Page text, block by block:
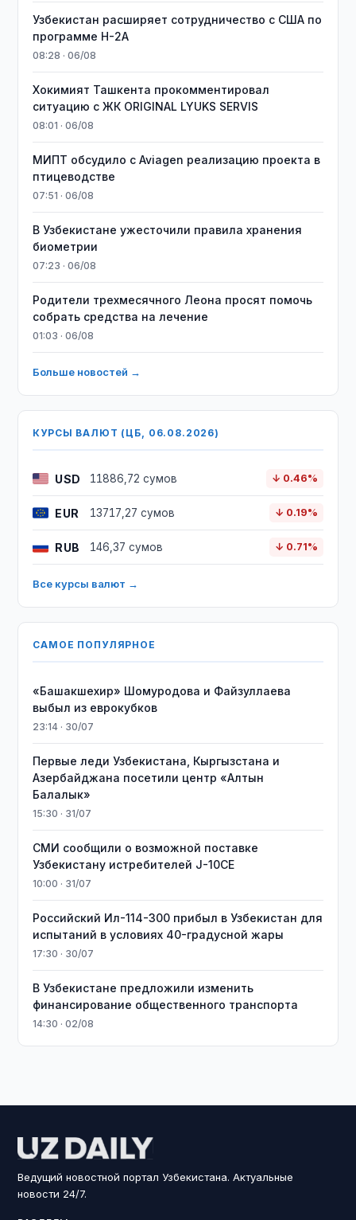
Узбекистан расширяет сотрудничество с США по
программе H-2A
08:28 · 06/08
Хокимият Ташкента прокомментировал
ситуацию с ЖК ORIGINAL LYUKS SERVIS
08:01 · 06/08
МИПТ обсудило с Aviagen реализацию проекта в
птицеводстве
07:51 · 06/08
В Узбекистане ужесточили правила хранения
биометрии
07:23 · 06/08
Родители трехмесячного Леона просят помочь
собрать средства на лечение
01:03 · 06/08
Больше новостей →
КУРСЫ ВАЛЮТ (ЦБ, 06.08.2026)
USD 11886,72 сумов ↓ 0.46%
EUR 13717,27 сумов ↓ 0.19%
RUB 146,37 сумов ↓ 0.71%
Все курсы валют →
САМОЕ ПОПУЛЯРНОЕ
«Башакшехир» Шомуродова и Файзуллаева
выбыл из еврокубков
23:14 · 30/07
Первые леди Узбекистана, Кыргызстана и
Азербайджана посетили центр «Алтын
Балалык»
15:30 · 31/07
СМИ сообщили о возможной поставке
Узбекистану истребителей J-10CE
10:00 · 31/07
Российский Ил-114-300 прибыл в Узбекистан для
испытаний в условиях 40-градусной жары
17:30 · 30/07
В Узбекистане предложили изменить
финансирование общественного транспорта
14:30 · 02/08
Ведущий новостной портал Узбекистана. Актуальные
новости 24/7.